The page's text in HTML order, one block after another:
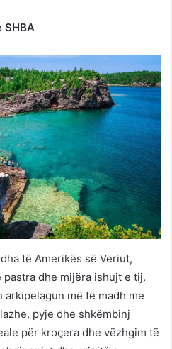
SHBA
të Amerikës së Veriut,
dhe mijëra ishujt e tij.
më të madh me
pyje dhe shkëmbinj
për kroçera dhe vëzhgim të